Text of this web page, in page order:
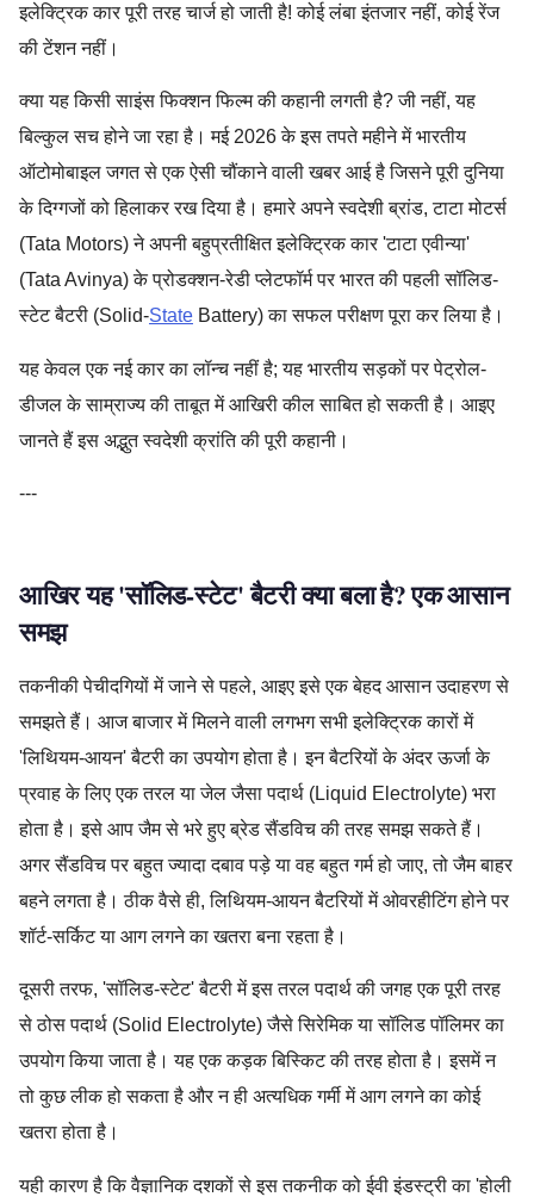
इलेक्ट्रिक कार पूरी तरह चार्ज हो जाती है! कोई लंबा इंतजार नहीं, कोई रेंज
की टेंशन नहीं।
क्या यह किसी साइंस फिक्शन फिल्म की कहानी लगती है? जी नहीं, यह
बिल्कुल सच होने जा रहा है। मई 2026 के इस तपते महीने में भारतीय
ऑटोमोबाइल जगत से एक ऐसी चौंकाने वाली खबर आई है जिसने पूरी दुनिया
के दिग्गजों को हिलाकर रख दिया है। हमारे अपने स्वदेशी ब्रांड, टाटा मोटर्स
(Tata Motors) ने अपनी बहुप्रतीक्षित इलेक्ट्रिक कार 'टाटा एवीन्या'
(Tata Avinya) के प्रोडक्शन-रेडी प्लेटफॉर्म पर भारत की पहली सॉलिड-
स्टेट बैटरी (Solid-State Battery) का सफल परीक्षण पूरा कर लिया है।
यह केवल एक नई कार का लॉन्च नहीं है; यह भारतीय सड़कों पर पेट्रोल-
डीजल के साम्राज्य की ताबूत में आखिरी कील साबित हो सकती है। आइए
जानते हैं इस अद्भुत स्वदेशी क्रांति की पूरी कहानी।
---
आखिर यह 'सॉलिड-स्टेट' बैटरी क्या बला है? एक आसान
समझ
तकनीकी पेचीदगियों में जाने से पहले, आइए इसे एक बेहद आसान उदाहरण से
समझते हैं। आज बाजार में मिलने वाली लगभग सभी इलेक्ट्रिक कारों में
'लिथियम-आयन' बैटरी का उपयोग होता है। इन बैटरियों के अंदर ऊर्जा के
प्रवाह के लिए एक तरल या जेल जैसा पदार्थ (Liquid Electrolyte) भरा
होता है। इसे आप जैम से भरे हुए ब्रेड सैंडविच की तरह समझ सकते हैं।
अगर सैंडविच पर बहुत ज्यादा दबाव पड़े या वह बहुत गर्म हो जाए, तो जैम बाहर
बहने लगता है। ठीक वैसे ही, लिथियम-आयन बैटरियों में ओवरहीटिंग होने पर
शॉर्ट-सर्किट या आग लगने का खतरा बना रहता है।
दूसरी तरफ, 'सॉलिड-स्टेट' बैटरी में इस तरल पदार्थ की जगह एक पूरी तरह
से ठोस पदार्थ (Solid Electrolyte) जैसे सिरेमिक या सॉलिड पॉलिमर का
उपयोग किया जाता है। यह एक कड़क बिस्किट की तरह होता है। इसमें न
तो कुछ लीक हो सकता है और न ही अत्यधिक गर्मी में आग लगने का कोई
खतरा होता है।
यही कारण है कि वैज्ञानिक दशकों से इस तकनीक को ईवी इंडस्ट्री का 'होली